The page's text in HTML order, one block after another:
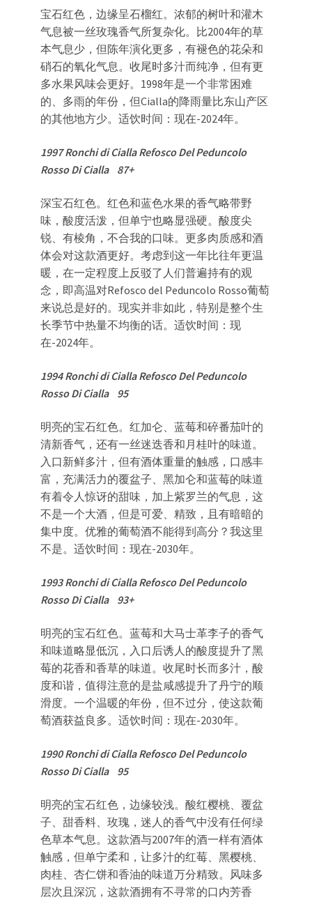
宝石红色，边缘呈石榴红。浓郁的树叶和灌木
气息被一丝玫瑰香气所复杂化。比2004年的草
本气息少，但陈年演化更多，有褪色的花朵和
硝石的氧化气息。收尾时多汁而纯净，但有更
多水果风味会更好。1998年是一个非常困难
的、多雨的年份，但Cialla的降雨量比东山产区
的其他地方少。适饮时间：现在-2024年。
1997 Ronchi di Cialla Refosco Del Peduncolo
Rosso Di Cialla 87+
深宝石红色。红色和蓝色水果的香气略带野
味，酸度活泼，但单宁也略显强硬。酸度尖
锐、有棱角，不合我的口味。更多肉质感和酒
体会对这款酒更好。考虑到这一年比往年更温
暖，在一定程度上反驳了人们普遍持有的观
念，即高温对Refosco del Peduncolo Rosso葡萄
来说总是好的。现实并非如此，特别是整个生
长季节中热量不均衡的话。适饮时间：现
在-2024年。
1994 Ronchi di Cialla Refosco Del Peduncolo
Rosso Di Cialla 95
明亮的宝石红色。红加仑、蓝莓和碎番茄叶的
清新香气，还有一丝迷迭香和月桂叶的味道。
入口新鲜多汁，但有酒体重量的触感，口感丰
富，充满活力的覆盆子、黑加仑和蓝莓的味道
有着令人惊讶的甜味，加上紫罗兰的气息，这
不是一个大酒，但是可爱、精致，且有暗暗的
集中度。优雅的葡萄酒不能得到高分？我这里
不是。适饮时间：现在-2030年。
1993 Ronchi di Cialla Refosco Del Peduncolo
Rosso Di Cialla 93+
明亮的宝石红色。蓝莓和大马士革李子的香气
和味道略显低沉，入口后诱人的酸度提升了黑
莓的花香和香草的味道。收尾时长而多汁，酸
度和谐，值得注意的是盐咸感提升了丹宁的顺
滑度。一个温暖的年份，但不过分，使这款葡
萄酒获益良多。适饮时间：现在-2030年。
1990 Ronchi di Cialla Refosco Del Peduncolo
Rosso Di Cialla 95
明亮的宝石红色，边缘较浅。酸红樱桃、覆盆
子、甜香料、玫瑰，迷人的香气中没有任何绿
色草本气息。这款酒与2007年的酒一样有酒体
触感，但单宁柔和，让多汁的红莓、黑樱桃、
肉桂、杏仁饼和香油的味道万分精致。风味多
层次且深沉，这款酒拥有不寻常的口内芳香